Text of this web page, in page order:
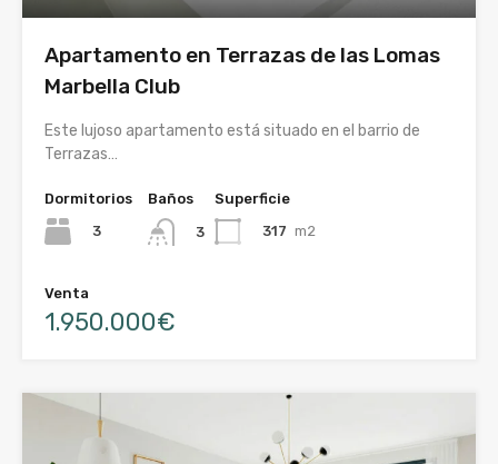
Apartamento en Terrazas de las Lomas
Marbella Club
Este lujoso apartamento está situado en el barrio de
Terrazas…
Dormitorios
3
Baños
3
Superficie
317 m2
Venta
1.950.000€